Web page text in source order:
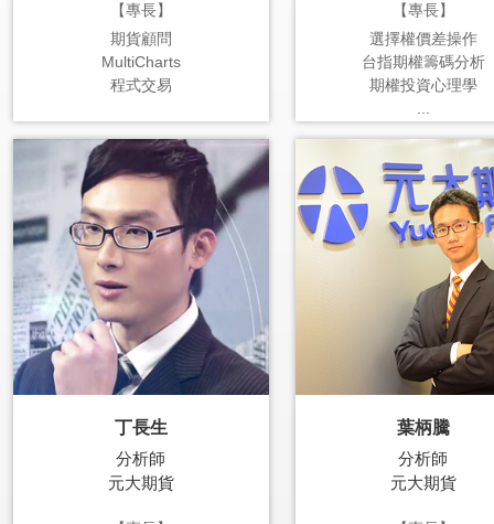
【專長】
期貨顧問
MultiCharts
程式交易
【專長】
選擇權價差操作
台指期權籌碼分析
期權投資心理學
丁長生
分析師
元大期貨
葉柄騰
分析師
元大期貨